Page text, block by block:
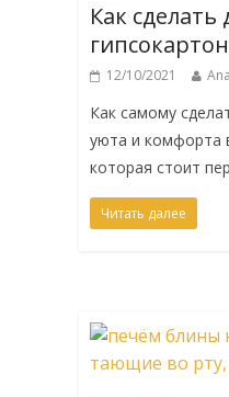
Как
12/10/2021
Как самому
уюта и комфорта
которая стоит
Читать далее